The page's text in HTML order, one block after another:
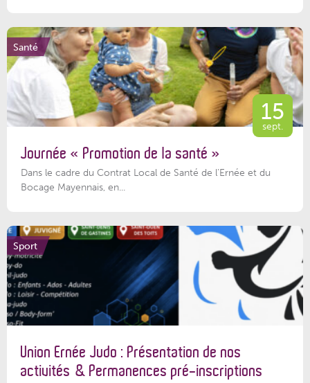
Santé
15
sept.
Journée « Promotion de la santé »
Dans le cadre du Contrat Local de Santé de l’Ernée et du
Bocage Mayennais, en...
Sport
Union Ernée Judo : Présentation de nos
activités & Permanences pré-inscriptions